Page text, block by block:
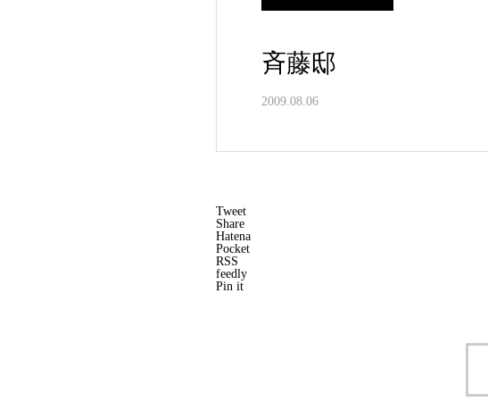
斉藤邸
2009.08.06
Tweet
Share
Hatena
Pocket
RSS
feedly
Pin it